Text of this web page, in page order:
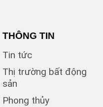
THÔNG TIN
Tin tức
Thị trường bất động
sản
Phong thủy